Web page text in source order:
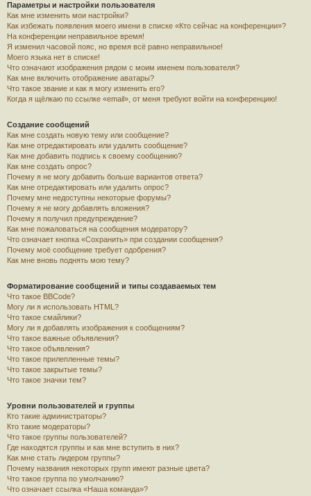
Параметры и настройки пользователя
Как мне изменить мои настройки?
Как избежать появления моего имени в списке «Кто сейчас на конференции»?
На конференции неправильное время!
Я изменил часовой пояс, но время всё равно неправильное!
Моего языка нет в списке!
Что означают изображения рядом с моим именем пользователя?
Как мне включить отображение аватары?
Что такое звание и как я могу изменить его?
Когда я щёлкаю по ссылке «email», от меня требуют войти на конференцию!
Создание сообщений
Как мне создать новую тему или сообщение?
Как мне отредактировать или удалить сообщение?
Как мне добавить подпись к своему сообщению?
Как мне создать опрос?
Почему я не могу добавить больше вариантов ответа?
Как мне отредактировать или удалить опрос?
Почему мне недоступны некоторые форумы?
Почему я не могу добавлять вложения?
Почему я получил предупреждение?
Как мне пожаловаться на сообщения модератору?
Что означает кнопка «Сохранить» при создании сообщения?
Почему моё сообщение требует одобрения?
Как мне вновь поднять мою тему?
Форматирование сообщений и типы создаваемых тем
Что такое BBCode?
Могу ли я использовать HTML?
Что такое смайлики?
Могу ли я добавлять изображения к сообщениям?
Что такое важные объявления?
Что такое объявления?
Что такое прилепленные темы?
Что такое закрытые темы?
Что такое значки тем?
Уровни пользователей и группы
Кто такие администраторы?
Кто такие модераторы?
Что такое группы пользователей?
Где находятся группы и как мне вступить в них?
Как мне стать лидером группы?
Почему названия некоторых групп имеют разные цвета?
Что такое группа по умолчанию?
Что означает ссылка «Наша команда»?